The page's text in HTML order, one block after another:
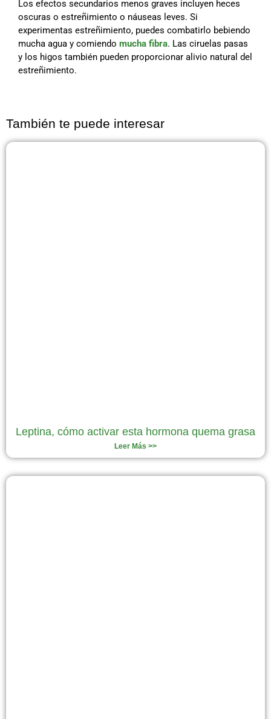
Los efectos secundarios menos graves incluyen heces
oscuras o estreñimiento o náuseas leves. Si
experimentas estreñimiento, puedes combatirlo bebiendo
mucha agua y comiendo mucha fibra. Las ciruelas pasas
y los higos también pueden proporcionar alivio natural del
estreñimiento.
También te puede interesar
Leptina, cómo activar esta hormona quema grasa
Leer Más >>